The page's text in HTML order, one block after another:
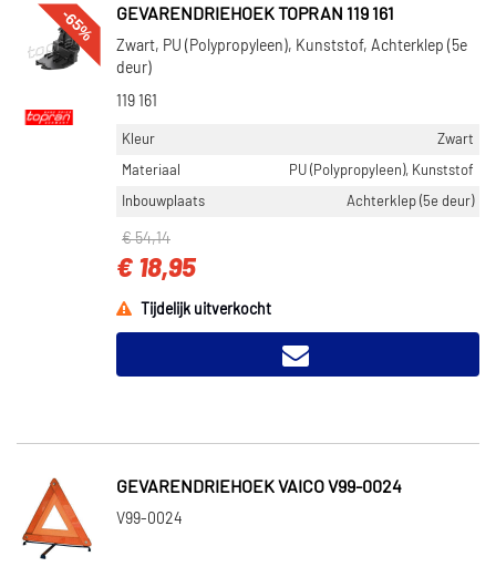
-65% GEVARENDRIEHOEK TOPRAN 119 161
Zwart, PU (Polypropyleen), Kunststof, Achterklep (5e
deur)
119 161
Kleur
Zwart
Materiaal
PU (Polypropyleen), Kunststof
Inbouwplaats
Achterklep (5e deur)
€ 54,14
€ 18,95
Tijdelijk uitverkocht
GEVARENDRIEHOEK VAICO V99-0024
V99-0024